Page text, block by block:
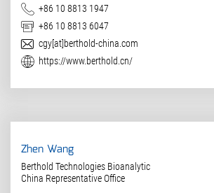
电话
+86 10 8813 1947
传真
+86 10 8813 6047
电子邮件
cgy[at]berthold-china.com
网址
https://www.berthold.cn/
Zhen Wang
Berthold Technologies Bioanalytic
China Representative Office